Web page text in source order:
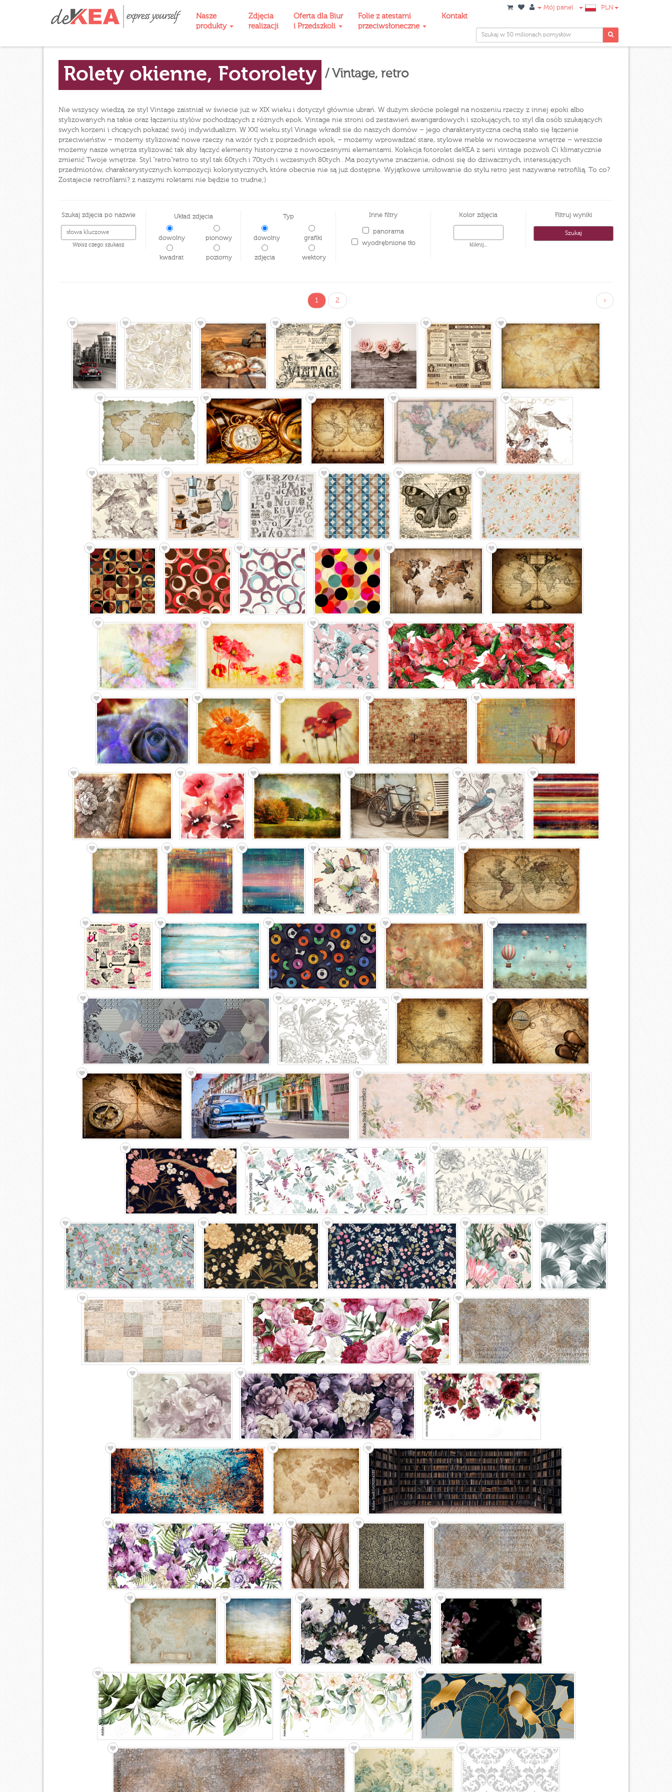
Nasze
produkty
Zdjęcia
realizacji
Oferta dla Biur
i Przedszkoli
Folie z atestami
przeciwsłoneczne
Kontakt
Mój panel PLN
Rolety okienne, Fotorolety / Vintage, retro
Nie wszyscy wiedzą, ze styl Vintage zaistniał w świecie już w XIX wieku i dotyczył głównie ubrań. W dużym skrócie polegał na noszeniu rzeczy z innej epoki albo
stylizowanych na takie oraz łączeniu stylów pochodzących z różnych epok. Vintage nie stroni od zestawień awangardowych i szokujących, to styl dla osób szukających
swych korzeni i chcących pokazać swój indywidualizm. W XXI wieku styl Vinage wkradł sie do naszych domów – jego charakterystyczna cechą stało się łączenie
przeciwieństw – możemy stylizować nowe rzeczy na wzór tych z poprzednich epok, – możemy wprowadzać stare, stylowe meble w nowoczesne wnętrze – wreszcie
możemy nasze wnętrza stylizować tak aby łączyć elementy historyczne z nowoczesnymi elementami. Kolekcja fotorolet deKEA z serii vintage pozwoli Ci klimatycznie
zmienić Twoje wnętrze. Styl "retro"retro to styl tak 60tych i 70tych i wczesnych 80tych . Ma pozytywne znaczenie, odnosi się do dziwacznych, interesujących
przedmiotów, charakterystycznych kompozycji kolorystycznych, które obecnie nie są już dostępne. Wyjątkowe umiłowanie do stylu retro jest nazywane retrofilią. To co?
Zostajecie retrofilami? z naszymi roletami nie będzie to trudne;)
Szukaj zdjęcia po nazwie
Wpisz czego szukasz
Układ zdjęcia
dowolny
kwadrat
pionowy
poziomy
Typ
dowolny
zdjęcia
grafiki
wektory
Inne filtry
panorama
wyodrębnione tło
Kolor zdjęcia
kliknij...
Filtruj wyniki
1 2 ›